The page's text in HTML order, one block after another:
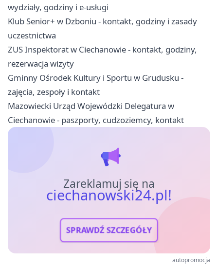
wydziały, godziny i e-usługi
Klub Senior+ w Dzboniu - kontakt, godziny i zasady
uczestnictwa
ZUS Inspektorat w Ciechanowie - kontakt, godziny,
rezerwacja wizyty
Gminny Ośrodek Kultury i Sportu w Grudusku -
zajęcia, zespoły i kontakt
Mazowiecki Urząd Wojewódzki Delegatura w
Ciechanowie - paszporty, cudzoziemcy, kontakt
Zareklamuj się na
ciechanowski24.pl!
SPRAWDŹ SZCZEGÓŁY
autopromocja